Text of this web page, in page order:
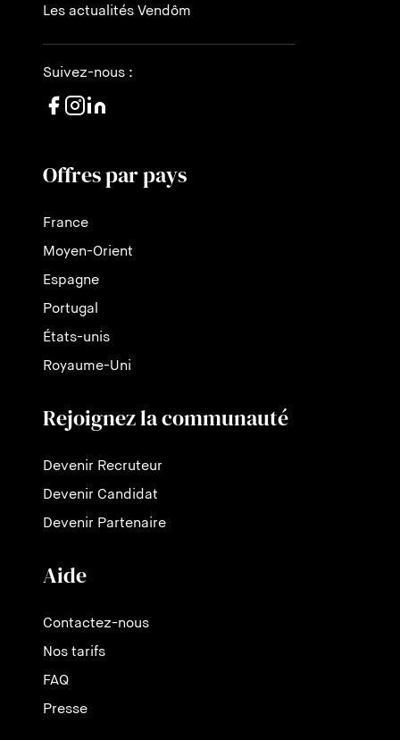
Les actualités Vendôm
Suivez-nous :
Offres par pays
France
Moyen-Orient
Espagne
Portugal
États-unis
Royaume-Uni
Rejoignez la communauté
Devenir Recruteur
Devenir Candidat
Devenir Partenaire
Aide
Contactez-nous
Nos tarifs
FAQ
Presse